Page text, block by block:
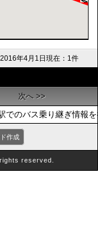
2016年4月1日現在：1件
次へ >>
でのバス乗り継ぎ情報
作成
reserved.